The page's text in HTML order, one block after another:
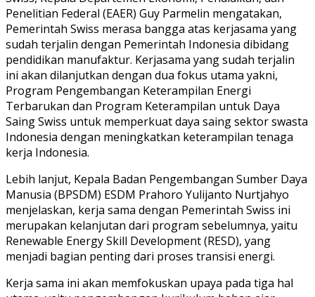
Penelitian Federal (EAER) Guy Parmelin mengatakan,
Pemerintah Swiss merasa bangga atas kerjasama yang
sudah terjalin dengan Pemerintah Indonesia dibidang
pendidikan manufaktur. Kerjasama yang sudah terjalin
ini akan dilanjutkan dengan dua fokus utama yakni,
Program Pengembangan Keterampilan Energi
Terbarukan dan Program Keterampilan untuk Daya
Saing Swiss untuk memperkuat daya saing sektor swasta
Indonesia dengan meningkatkan keterampilan tenaga
kerja Indonesia.
Lebih lanjut, Kepala Badan Pengembangan Sumber Daya
Manusia (BPSDM) ESDM Prahoro Yulijanto Nurtjahyo
menjelaskan, kerja sama dengan Pemerintah Swiss ini
merupakan kelanjutan dari program sebelumnya, yaitu
Renewable Energy Skill Development (RESD), yang
menjadi bagian penting dari proses transisi energi.
Kerja sama ini akan memfokuskan upaya pada tiga hal